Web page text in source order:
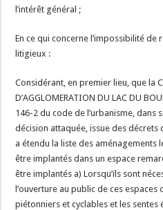
l’intérêt général ;
En ce qui concerne l’impossibilité de
litigieux :
Considérant, en premier lieu, que la
D’AGGLOMERATION DU LAC DU
146-2 du code de l’urbanisme, dans
décision attaquée, issue des décrets
a étendu la liste des aménagements
être implantés dans un espace
être implantés a) Lorsqu’ils sont
l’ouverture au public de ces
piétonniers et cyclables et les sentes